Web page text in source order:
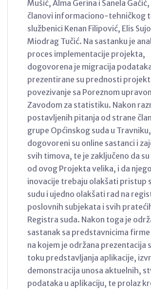
Mušić, Alma Gerina i Sanela Gačić,
članovi informaciono-tehničkog
službenici Kenan Filipović, Elis
Miodrag Tučić. Na sastanku je
proces implementacije projekta,
dogovorena je migracija
prezentirane su prednosti
povezivanje sa Poreznom
Zavodom za statistiku. Nakon
postavljenih pitanja od strane
grupe Općinskog suda u Travniku,
dogovoreni su online sastanci i
svih timova, te je zaključeno da
od ovog Projekta velika, i da
inovacije trebaju olakšati pristup
sudu i ujedno olakšati rad na
poslovnih subjekata i svih
Registra suda. Nakon toga je
sastanak sa predstavnicima firme
na kojem je održana prezentacija
toku predstavljanja aplikacije,
demonstracija unosa aktuelnih,
podataka u aplikaciju, te prolaz